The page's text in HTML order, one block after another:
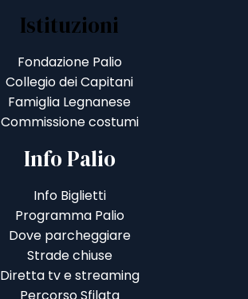
Istituzioni
Fondazione Palio
Collegio dei Capitani
Famiglia Legnanese
Commissione costumi
Info Palio
Info Biglietti
Programma Palio
Dove parcheggiare
Strade chiuse
Diretta tv e streaming